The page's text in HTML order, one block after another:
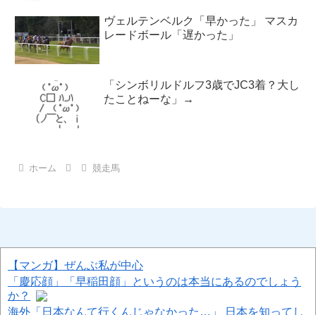
ヴェルテンベルク「早かった」 マスカ
レードボール「遅かった」
「シンボリルドルフ3歳でJC3着？大し
たことねーな」→
ホーム 競走馬
【マンガ】ぜんぶ私が中心
「慶応顔」「早稲田顔」というのは本当にあるのでしょう
か？
海外「日本なんて行くんじゃなかった…」 日本を知ってし